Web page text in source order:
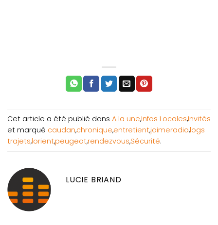
Cet article a été publié dans A la une,Infos Locales,Invités
et marqué caudan,chronique,entretient,jaimeradio,logs
trajets,lorient,peugeot,rendezvous,Sécurité.
LUCIE BRIAND